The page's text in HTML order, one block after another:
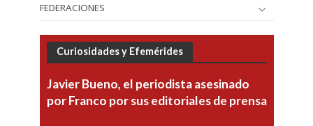
FEDERACIONES
Curiosidades y Efemérides
Javier Bueno, el periodista asesinado
por Franco por sus editoriales de prensa